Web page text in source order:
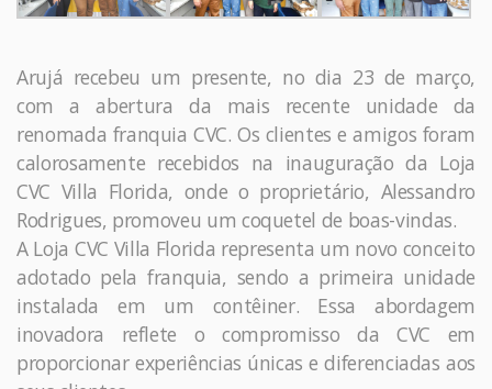
Arujá recebeu um presente, no dia 23 de março,
com a abertura da mais recente unidade da
renomada franquia CVC. Os clientes e amigos foram
calorosamente recebidos na inauguração da Loja
CVC Villa Florida, onde o proprietário, Alessandro
Rodrigues, promoveu um coquetel de boas-vindas.
A Loja CVC Villa Florida representa um novo conceito
adotado pela franquia, sendo a primeira unidade
instalada em um contêiner. Essa abordagem
inovadora reflete o compromisso da CVC em
proporcionar experiências únicas e diferenciadas aos